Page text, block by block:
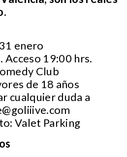
enero
Acceso 19:00 hrs.
Club
de 18 años
cualquier duda a
Valet Parking